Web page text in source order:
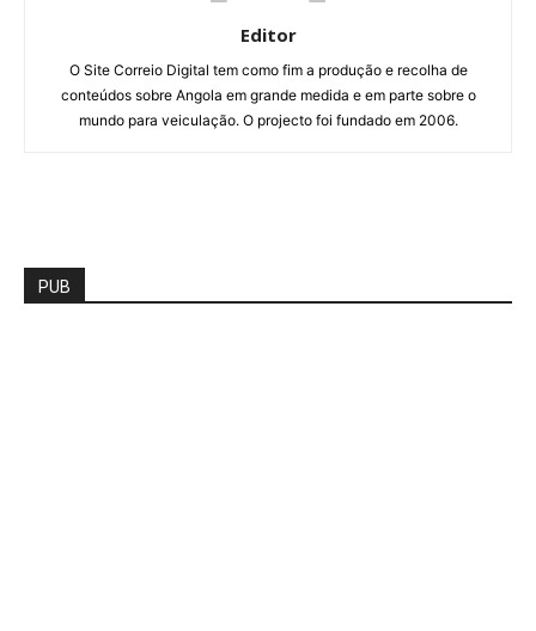
Editor
O Site Correio Digital tem como fim a produção e recolha de
conteúdos sobre Angola em grande medida e em parte sobre o
mundo para veiculação. O projecto foi fundado em 2006.
PUB